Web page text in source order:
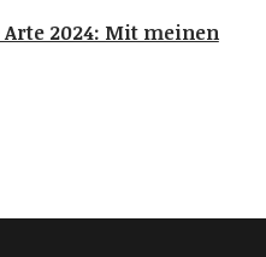
2024: Mit meinen